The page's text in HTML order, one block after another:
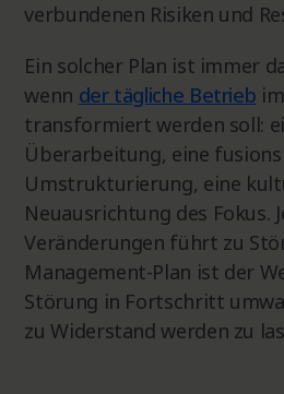
verbundenen Risiken und
Ein solcher Plan ist immer
wenn der tägliche Betrieb
transformiert werden soll:
Überarbeitung, eine
Umstrukturierung, eine
Neuausrichtung des Fokus.
Veränderungen führt zu
Management-Plan ist der
Störung in Fortschritt
zu Widerstand werden zu